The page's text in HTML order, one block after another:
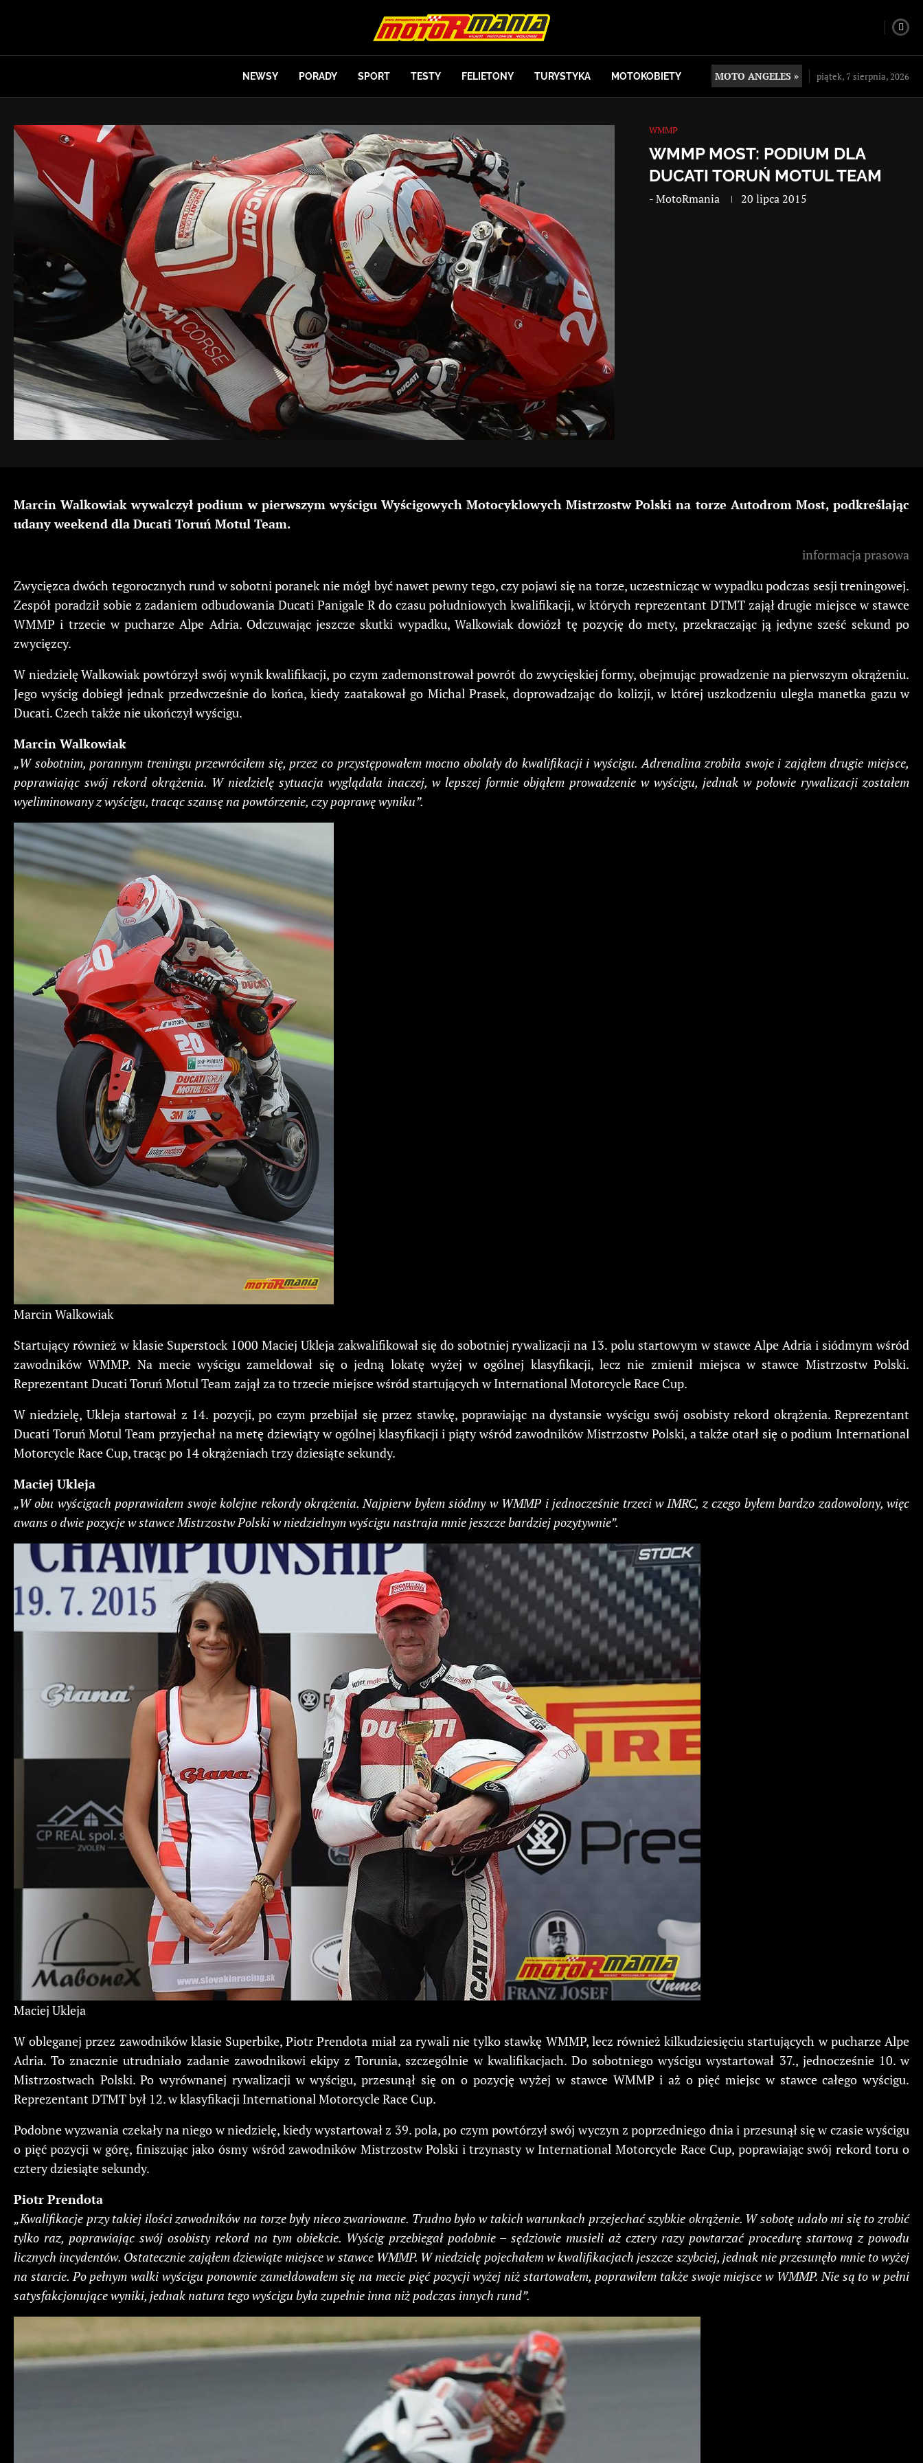
NEWSY PORADY SPORT TESTY FELIETONY TURYSTYKA MOTOKOBIETY MOTO ANGELES » piątek, 7 sierpnia, 2026
WMMP
WMMP MOST: PODIUM DLA
DUCATI TORUŃ MOTUL TEAM
-MotoRmania 20 lipca 2015
Marcin Walkowiak wywalczył podium w pierwszym wyścigu Wyścigowych Motocyklowych Mistrzostw Polski na torze Autodrom Most, podkreślając
udany weekend dla Ducati Toruń Motul Team.
informacja prasowa
Zwycięzca dwóch tegorocznych rund w sobotni poranek nie mógł być nawet pewny tego, czy pojawi się na torze, uczestnicząc w wypadku podczas sesji treningowej.
Zespół poradził sobie z zadaniem odbudowania Ducati Panigale R do czasu południowych kwalifikacji, w których reprezentant DTMT zajął drugie miejsce w stawce
WMMP i trzecie w pucharze Alpe Adria. Odczuwając jeszcze skutki wypadku, Walkowiak dowiózł tę pozycję do mety, przekraczając ją jedyne sześć sekund po
zwycięzcy.
W niedzielę Walkowiak powtórzył swój wynik kwalifikacji, po czym zademonstrował powrót do zwycięskiej formy, obejmując prowadzenie na pierwszym okrążeniu.
Jego wyścig dobiegł jednak przedwcześnie do końca, kiedy zaatakował go Michal Prasek, doprowadzając do kolizji, w której uszkodzeniu uległa manetka gazu w
Ducati. Czech także nie ukończył wyścigu.
Marcin Walkowiak
„W sobotnim, porannym treningu przewróciłem się, przez co przystępowałem mocno obolały do kwalifikacji i wyścigu. Adrenalina zrobiła swoje i zająłem drugie miejsce,
poprawiając swój rekord okrążenia. W niedzielę sytuacja wyglądała inaczej, w lepszej formie objąłem prowadzenie w wyścigu, jednak w połowie rywalizacji zostałem
wyeliminowany z wyścigu, tracąc szansę na powtórzenie, czy poprawę wyniku”.
Marcin Walkowiak
Startujący również w klasie Superstock 1000 Maciej Ukleja zakwalifikował się do sobotniej rywalizacji na 13. polu startowym w stawce Alpe Adria i siódmym wśród
zawodników WMMP. Na mecie wyścigu zameldował się o jedną lokatę wyżej w ogólnej klasyfikacji, lecz nie zmienił miejsca w stawce Mistrzostw Polski.
Reprezentant Ducati Toruń Motul Team zajął za to trzecie miejsce wśród startujących w International Motorcycle Race Cup.
W niedzielę, Ukleja startował z 14. pozycji, po czym przebijał się przez stawkę, poprawiając na dystansie wyścigu swój osobisty rekord okrążenia. Reprezentant
Ducati Toruń Motul Team przyjechał na metę dziewiąty w ogólnej klasyfikacji i piąty wśród zawodników Mistrzostw Polski, a także otarł się o podium International
Motorcycle Race Cup, tracąc po 14 okrążeniach trzy dziesiąte sekundy.
Maciej Ukleja
„W obu wyścigach poprawiałem swoje kolejne rekordy okrążenia. Najpierw byłem siódmy w WMMP i jednocześnie trzeci w IMRC, z czego byłem bardzo zadowolony, więc
awans o dwie pozycje w stawce Mistrzostw Polski w niedzielnym wyścigu nastraja mnie jeszcze bardziej pozytywnie”.
Maciej Ukleja
W obleganej przez zawodników klasie Superbike, Piotr Prendota miał za rywali nie tylko stawkę WMMP, lecz również kilkudziesięciu startujących w pucharze Alpe
Adria. To znacznie utrudniało zadanie zawodnikowi ekipy z Torunia, szczególnie w kwalifikacjach. Do sobotniego wyścigu wystartował 37., jednocześnie 10. w
Mistrzostwach Polski. Po wyrównanej rywalizacji w wyścigu, przesunął się on o pozycję wyżej w stawce WMMP i aż o pięć miejsc w stawce całego wyścigu.
Reprezentant DTMT był 12. w klasyfikacji International Motorcycle Race Cup.
Podobne wyzwania czekały na niego w niedzielę, kiedy wystartował z 39. pola, po czym powtórzył swój wyczyn z poprzedniego dnia i przesunął się w czasie wyścigu
o pięć pozycji w górę, finiszując jako ósmy wśród zawodników Mistrzostw Polski i trzynasty w International Motorcycle Race Cup, poprawiając swój rekord toru o
cztery dziesiąte sekundy.
Piotr Prendota
„Kwalifikacje przy takiej ilości zawodników na torze były nieco zwariowane. Trudno było w takich warunkach przejechać szybkie okrążenie. W sobotę udało mi się to zrobić
tylko raz, poprawiając swój osobisty rekord na tym obiekcie. Wyścig przebiegał podobnie – sędziowie musieli aż cztery razy powtarzać procedurę startową z powodu
licznych incydentów. Ostatecznie zająłem dziewiąte miejsce w stawce WMMP. W niedzielę pojechałem w kwalifikacjach jeszcze szybciej, jednak nie przesunęło mnie to wyżej
na starcie. Po pełnym walki wyścigu ponownie zameldowałem się na mecie pięć pozycji wyżej niż startowałem, poprawiłem także swoje miejsce w WMMP. Nie są to w pełni
satysfakcjonujące wyniki, jednak natura tego wyścigu była zupełnie inna niż podczas innych rund”.